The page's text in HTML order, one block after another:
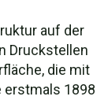
auf der
Druckstellen
die mit
erstmals 1898